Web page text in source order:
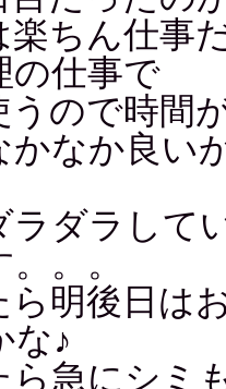
楽ちん仕事
の仕事で
うので時間
かなか良い
ラダラして
。。
ら明後日は
な♪
ら急にシミ